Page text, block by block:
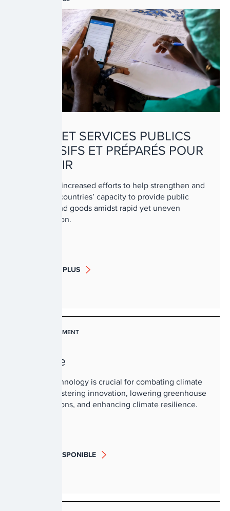
BIENS ET SERVICES PUBLICS
INCLUSIFS ET PRÉPARÉS POUR
L’AVENIR
UNDP has increased efforts to help strengthen and
transform countries’ capacity to provide public
services and goods amidst rapid yet uneven
digitalization.
EN SAVOIR PLUS
L'ENVIRONNEMENT
Climate
Digital technology is crucial for combating climate
change, fostering innovation, lowering greenhouse
gas emissions, and enhancing climate resilience.
BIENTÔT DISPONIBLE